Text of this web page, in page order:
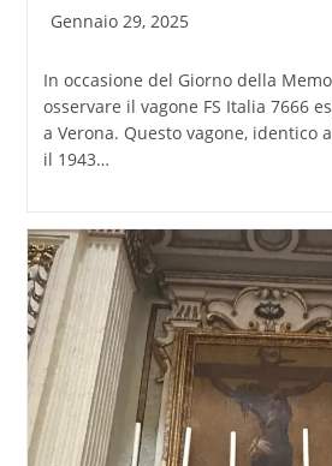
Articolo
Gennaio 29, 2025
In occasione del Giorno della
osservare il vagone FS Italia 7666
a Verona. Questo vagone, identico
il 1943…